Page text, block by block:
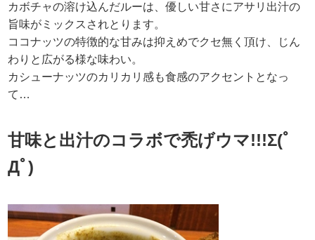
カボチャの溶け込んだルーは、優しい甘さにアサリ出汁の
旨味がミックスされとります。
ココナッツの特徴的な甘みは抑えめでクセ無く頂け、じん
わりと広がる様な味わい。
カシューナッツのカリカリ感も食感のアクセントとなっ
て…
甘味と出汁のコラボで禿げウマ!!!Σ(ﾟ
Дﾟ)